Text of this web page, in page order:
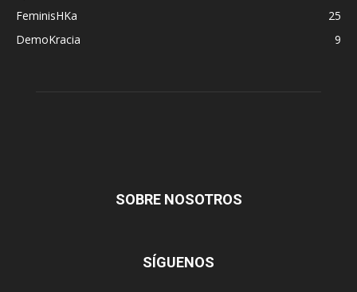
FeminisHKa
25
DemoKracia
9
SOBRE NOSOTROS
SÍGUENOS